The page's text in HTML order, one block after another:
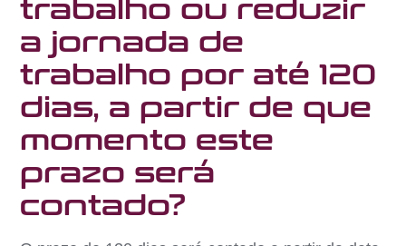
trabalho ou reduzir
a jornada de
trabalho por até 120
dias, a partir de que
momento este
prazo será
contado?